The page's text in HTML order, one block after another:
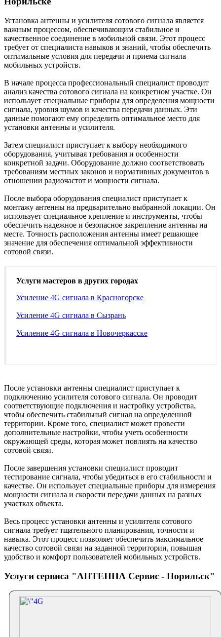
Установка антенны и усилителя сотового сигнала является
важным процессом, обеспечивающим стабильное и
качественное соединение в мобильной связи. Этот процесс
требует от специалиста навыков и знаний, чтобы обеспечить
оптимальные условия для передачи и приема сигнала
мобильных устройств.
В начале процесса профессиональный специалист проводит
анализ качества сотового сигнала на конкретном участке. Он
использует специальные приборы для определения мощности
сигнала, уровня шумов и качества передачи данных. Эти
данные помогают ему определить оптимальное место для
установки антенны и усилителя.
Затем специалист приступает к выбору необходимого
оборудования, учитывая требования и особенности
конкретной задачи. Оборудование должно соответствовать
требованиям местных законов и нормативных документов в
отношении радиочастот и мощности сигнала.
После выбора оборудования специалист приступает к
монтажу антенны на предварительно выбранной локации. Он
использует специальное крепление и инструменты, чтобы
обеспечить надежное и безопасное закрепление антенны на
месте. Точность расположения антенны имеет решающее
значение для обеспечения оптимальной эффективности
сотовой связи.
Услуги мастеров в других городах
Усиление 4G сигнала в Красногорске
Усиление 4G сигнала в Сызрань
Усиление 4G сигнала в Новочеркасске
После установки антенны специалист приступает к
подключению усилителя сотового сигнала. Он проводит
соответствующие подключения и настройку устройства,
чтобы обеспечить стабильный сигнал на определенной
территории. Кроме того, специалист может провести
дополнительные настройки, чтобы учеть особенности
окружающей среды, которая может повлиять на качество
сотовой связи.
После завершения установки специалист проводит
тестирование сигнала, чтобы убедиться в его стабильности и
качестве. Он использует специальные приборы для измерения
мощности сигнала и скорости передачи данных на разных
участках объекта.
Весь процесс установки антенны и усилителя сотового
сигнала требует тщательного планирования, точности и
навыка. Этот процесс позволяет обеспечить максимальное
качество сотовой связи на заданной территории, повышая
удобство и комфорт пользователей мобильных устройств.
Услуги сервиса "АНТЕННА Сервис - Норильск"